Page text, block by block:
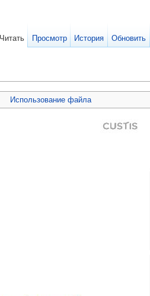
Использование файла
Читать Просмотр История Обновить